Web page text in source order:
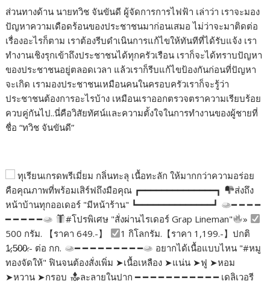
ส่วนทางด้าน นายทวิช จันขันดี ผู้จัดการการไฟฟ้า เล่าว่า เราจะมอง
ปัญหาความเดือดร้อนของประชาชนมาก่อนเสมอ ไม่ว่าจะมาติดต่อ
เรื่องอะไรก็ตาม เราต้องรีบดำเนินการแก้ไขให้ทันทีที่ได้รับแจ้ง เรา
ทำงานเชิงรุกเข้าถึงประชาชนได้ทุกครัวเรือน เราก็จะได้ทราบปัญหา
ของประชาชนอยู่ตลอดเวลา แล้วเราก็รีบแก้ไขป้องกันก่อนที่ปัญหา
จะเกิด เรามองประชาชนเหมือนคนในครอบครัวเราก็จะรู้ว่า
ประชาชนต้องการอะไรบ้าง เหมือนเราออกตรวจตราความเรียบร้อย
ควบคู่กันไป..นี่คือวิสัยทัศน์และความตั้งใจในการทำงานของผู้ชายที่
ชื่อ “ทวิช จันขันดี”
ทุเรียนเกรดพรีเมี่ยม กลิ่นทะลุ เนื้อทะลัก ให้มากกว่าความอร่อย
คือคุณภาพที่พร้อมเสิร์ฟถึงมือคุณ ┏━━━━━━━━━━━━━━┓
ส่งถึง
หน้าบ้านทุกออเดอร์ "มีหน้าร้าน" ┗━━━━━━━━━━━━━━┛
━ ━ ━ ━
━ ━ ━ ━ ━
#โปรพิเศษ "สั่งผ่านไรเดอร์ Grap Lineman"
»
500 กรัม. 【ราคา 649.-】
1 กิโลกรัม.【ราคา 1,199.-】ปกติ
1̷,5̷0̷0̷.- ต่อ กก.
━ ━ ━ ━ ━ ━ ━ ━ ━
อยากได้เนื้อแบบไหน "#หมู
ทองจัดให้" ฟินจนต้องสั่งเพิ่ม ➤เนื้อเหลือง ➤แน่น ➤ฟู ➤หอม
➤หวาน ➤กรอบ
ละลายในปาก ━ ━ ━ ━ ━ ━ ━ ━ ━ ━ ━ เดลิเวอรี